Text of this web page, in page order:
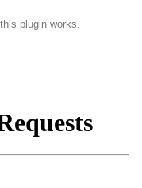
plugin works.